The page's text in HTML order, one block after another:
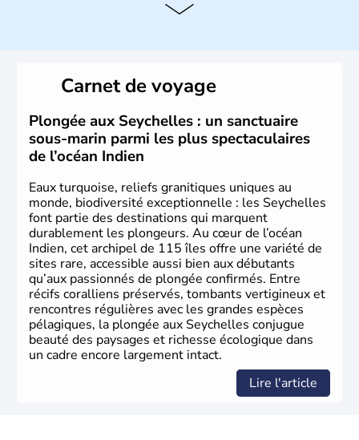
C'est le navigateur portugais Vasco de Gama qui a
Louis XV. L'archipel est passé sous contrôle britannique,
après l'échec des initiatives napoléoniennes de 1814.
Carnet de voyage
Plongée aux Seychelles : un sanctuaire
sous-marin parmi les plus spectaculaires
de l’océan Indien
Eaux turquoise, reliefs granitiques uniques au
monde, biodiversité exceptionnelle : les Seychelles
font partie des destinations qui marquent
durablement les plongeurs. Au cœur de l’océan
Indien, cet archipel de 115 îles offre une variété de
sites rare, accessible aussi bien aux débutants
qu’aux passionnés de plongée confirmés. Entre
récifs coralliens préservés, tombants vertigineux et
rencontres régulières avec les grandes espèces
pélagiques, la plongée aux Seychelles conjugue
beauté des paysages et richesse écologique dans
un cadre encore largement intact.
Lire l'article